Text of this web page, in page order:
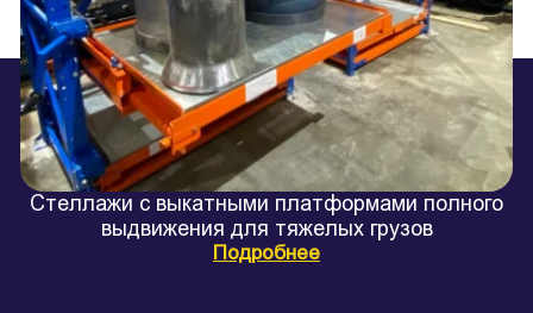
Стеллажи с выкатными платформами полного
выдвижения для тяжелых грузов
Подробнее